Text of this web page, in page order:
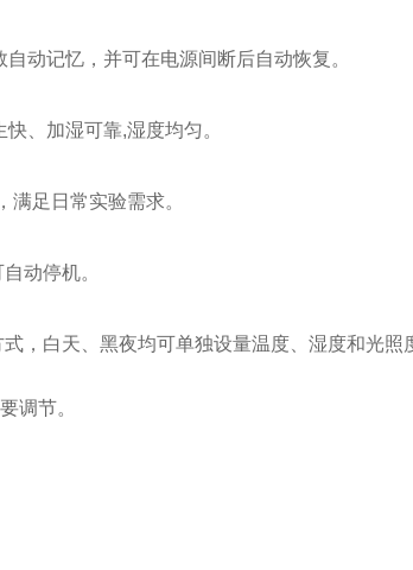
动记忆，并可在电源间断后自动恢复。
快、加湿可靠,湿度均匀。
满足日常实验需求。
动停机。
，白天、黑夜均可单独设量温度、湿度和光照
调节。